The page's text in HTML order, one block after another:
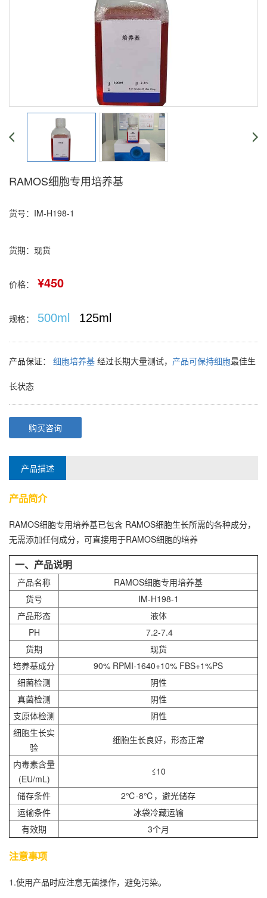
RAMOS细胞专用培养基
货号：IM-H198-1
货期：现货
价格： ¥450
规格： 500ml 125ml
产品保证： 细胞培养基 经过长期大量测试， 产品可保持细胞最佳生
长状态
购买咨询
产品描述
产品简介
RAMOS细胞专用培养基已包含 RAMOS细胞生长所需的各种成分，
无需添加任何成分，可直接用于RAMOS细胞的培养
一、产品说明
产品名称
RAMOS细胞专用培养基
货号
IM-H198-1
产品形态
液体
PH
7.2-7.4
货期
现货
培养基成分
90% RPMI-1640+10% FBS+1%PS
细菌检测
阴性
真菌检测
阴性
支原体检测
阴性
细胞生长实
验
细胞生长良好，形态正常
内毒素含量
(EU/mL)
≤10
储存条件
2℃-8℃，避光储存
运输条件
冰袋冷藏运输
有效期
3个月
注意事项
1.使用产品时应注意无菌操作，避免污染。